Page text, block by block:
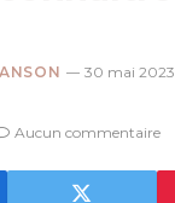
30 mai 2023
Aucun commentaire